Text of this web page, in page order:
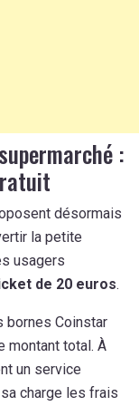
:
désormais
la petite
usagers
de 20 euros.
bornes Coinstar
montant total. À
un service
charge les frais